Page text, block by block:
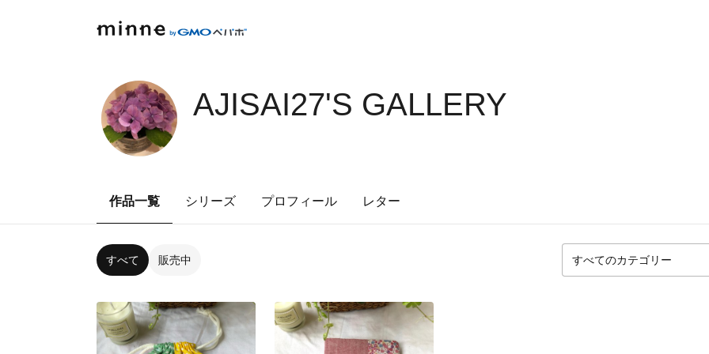
AJISAI27'S GALLERY
作品一覧 シリーズ プロフィール レター
すべて 販売中